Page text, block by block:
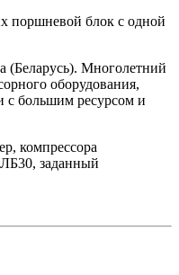
поршневой блок с одной
(Беларусь). Многолетний
оборудования,
с большим ресурсом и
компрессора
заданный